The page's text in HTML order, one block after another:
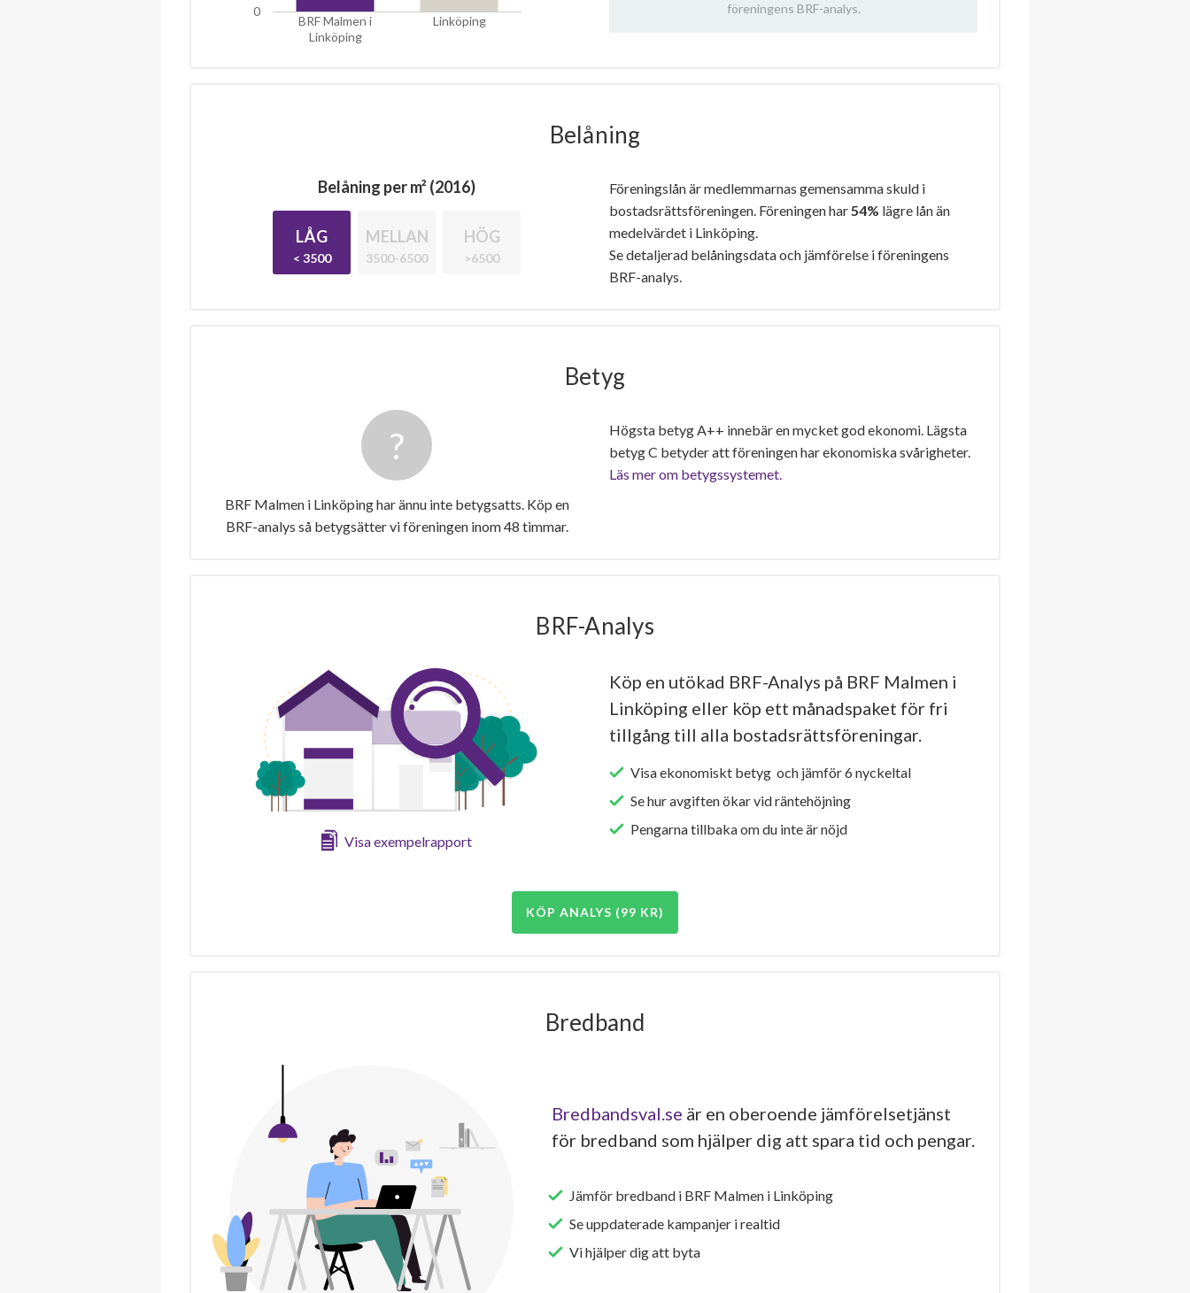
BRF Malmen i
Linköping
Linköping
0
föreningens BRF-analys.
Belåning
Belåning per m² (2016)
LÅG
< 3500
MELLAN
3500-6500
HÖG
>6500
Föreningslån är medlemmarnas gemensamma skuld i
bostadsrättsföreningen. Föreningen har54% lägre lån än
medelvärdet i Linköping.
Se detaljerad belåningsdata och jämförelse i föreningens
BRF-analys.
Betyg
BRF Malmen i Linköping har ännu inte betygsatts. Köp en
BRF-analys så betygsätter vi föreningen inom 48 timmar.
Högsta betyg A++ innebär en mycket god ekonomi. Lägsta
betyg C betyder att föreningen har ekonomiska svårigheter.
Läs mer om betygssystemet.
BRF-Analys
Visa exempelrapport
Köp en utökad BRF-Analys på BRF Malmen i
Linköping eller köp ett månadspaket för fri
tillgång till alla bostadsrättsföreningar.
Visa ekonomiskt betyg och jämför 6 nyckeltal
Se hur avgiften ökar vid räntehöjning
Pengarna tillbaka om du inte är nöjd
KÖP ANALYS (99 KR)
Bredband
Bredbandsval.se är en oberoende jämförelsetjänst
för bredband som hjälper dig att spara tid och pengar.
Jämför bredband i BRF Malmen i Linköping
Se uppdaterade kampanjer i realtid
Vi hjälper dig att byta